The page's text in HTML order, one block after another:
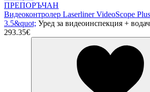
ПРЕПОРЪЧАН
Видеоконтролер Laserliner VideoScope
3.5&quot; Уред за видеоинспекция + водач
293.35€